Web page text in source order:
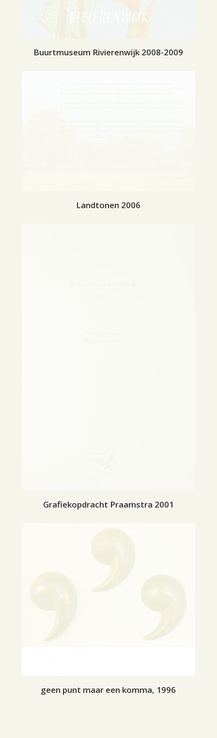
Buurtmuseum Rivierenwijk 2008-2009
Landtonen 2006
Grafiekopdracht Praamstra 2001
geen punt maar een komma, 1996